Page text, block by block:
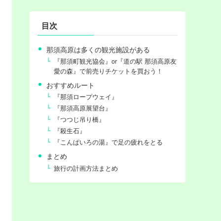
目次
那須高原は多くの観光施設がある
『那須町観光協会』or『道の駅 那須高原友
愛の森』で前売りチケットを買おう！
おすすめルート
『那須ロープウェイ』
『那須高原展望台』
『つつじ吊り橋』
『殺生石』
『こんぱいろの湯』で足の疲れをとる
まとめ
旅行の計画方法まとめ